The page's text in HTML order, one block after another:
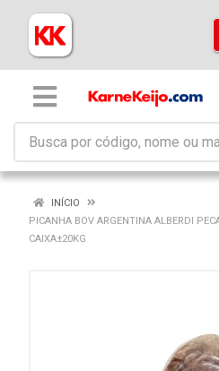
INÍCIO
PICANHA BOV ARGENTINA ALBERDI
CAIXA±20KG